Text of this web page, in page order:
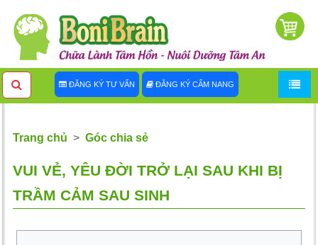
ĐĂNG KÝ TƯ VẤN ĐĂNG KÝ CẨM NANG
Trang chủ Góc chia sẻ
VUI VẺ, YÊU ĐỜI TRỞ LẠI SAU KHI BỊ
TRẦM CẢM SAU SINH